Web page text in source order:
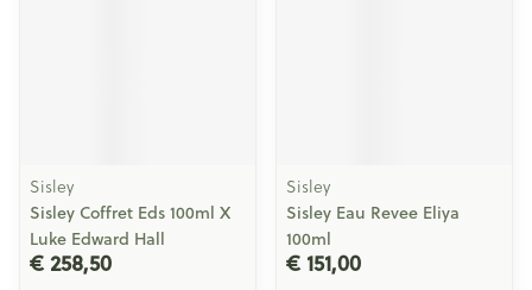
Sisley
Sisley Coffret Eds 100ml X
Luke Edward Hall
€ 258,50
Sisley
Sisley Eau Revee Eliya
100ml
€ 151,00